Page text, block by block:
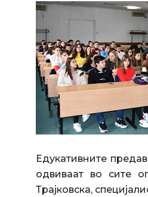
Едукативните
одвиваат во сите
Трајковска,